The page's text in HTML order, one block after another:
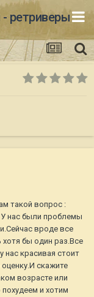
ретриверы
такой вопрос :
нас были проблемы
вроде все
бы один раз.Все
красивая стоит
скажите
возрасте или
и хотим